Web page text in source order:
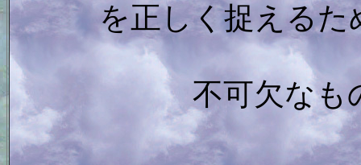
を正しく捉えるた
不可欠なも